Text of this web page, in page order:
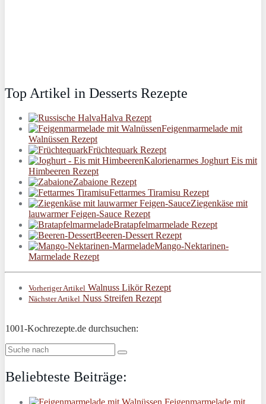
Top Artikel in Desserts Rezepte
Halva Rezept
Feigenmarmelade mit
Walnüssen Rezept
Früchtequark Rezept
Kalorienarmes Joghurt Eis mit
Himbeeren Rezept
Zabaione Rezept
Fettarmes Tiramisu Rezept
Ziegenkäse mit
lauwarmer Feigen-Sauce Rezept
Bratapfelmarmelade Rezept
Beeren-Dessert Rezept
Mango-Nektarinen-
Marmelade Rezept
Vorheriger Artikel Walnuss Likör Rezept
Nächster Artikel Nuss Streifen Rezept
1001-Kochrezepte.de durchsuchen:
Beliebteste Beiträge: